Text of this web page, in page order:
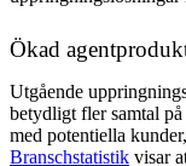
Ökad
Utgående
betydligt fler samtal
med potentiella
Branschstatistik visar